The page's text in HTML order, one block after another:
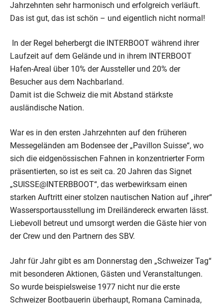
Jahrzehnten sehr harmonisch und erfolgreich verläuft.
Das ist gut, das ist schön – und eigentlich nicht normal!
In der Regel beherbergt die INTERBOOT während ihrer
Laufzeit auf dem Gelände und in ihrem INTERBOOT
Hafen-Areal über 10% der Aussteller und 20% der
Besucher aus dem Nachbarland.
Damit ist die Schweiz die mit Abstand stärkste
ausländische Nation.
War es in den ersten Jahrzehnten auf den früheren
Messegeländen am Bodensee der „Pavillon Suisse“, wo
sich die eidgenössischen Fahnen in konzentrierter Form
präsentierten, so ist es seit ca. 20 Jahren das Signet
„SUISSE@INTERBBOOT“, das werbewirksam einen
starken Auftritt einer stolzen nautischen Nation auf „ihrer“
Wassersportausstellung im Dreiländereck erwarten lässt.
Liebevoll betreut und umsorgt werden die Gäste hier von
der Crew und den Partnern des SBV.
Jahr für Jahr gibt es am Donnerstag den „Schweizer Tag“
mit besonderen Aktionen, Gästen und Veranstaltungen.
So wurde beispielsweise 1977 nicht nur die erste
Schweizer Bootbauerin überhaupt, Romana Caminada,